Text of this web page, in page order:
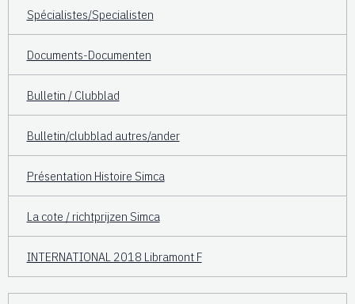
Spécialistes/Specialisten
Documents-Documenten
Bulletin / Clubblad
Bulletin/clubblad autres/ander
Présentation Histoire Simca
La cote / richtprijzen Simca
INTERNATIONAL 2018 Libramont F